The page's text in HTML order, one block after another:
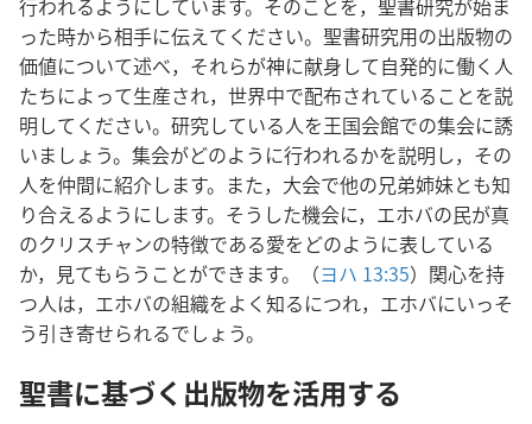
行われるようにしています。そのことを，聖書研究が始ま
った時から相手に伝えてください。聖書研究用の出版物の
価値について述べ，それらが神に献身して自発的に働く人
たちによって生産され，世界中で配布されていることを説
明してください。研究している人を王国会館での集会に誘
いましょう。集会がどのように行われるかを説明し，その
人を仲間に紹介します。また，大会で他の兄弟姉妹とも知
り合えるようにします。そうした機会に，エホバの民が真
のクリスチャンの特徴である愛をどのように表している
か，見てもらうことができます。（ヨハ 13:35）関心を持
つ人は，エホバの組織をよく知るにつれ，エホバにいっそ
う引き寄せられるでしょう。
聖書に基づく出版物を活用する